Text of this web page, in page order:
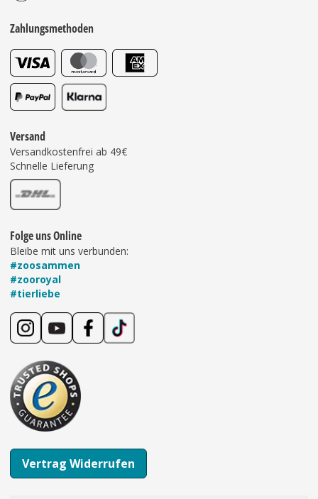
Zahlungsmethoden
Versand
Versandkostenfrei ab 49€
Schnelle Lieferung
Folge uns Online
Bleibe mit uns verbunden:
#zoosammen
#zooroyal
#tierliebe
Vertrag Widerrufen